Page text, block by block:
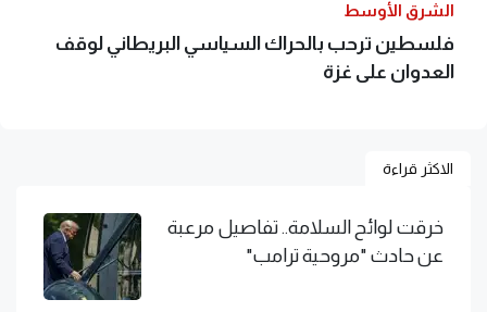
الشرق الأوسط
فلسطين ترحب بالحراك السياسي البريطاني لوقف
العدوان على غزة
الاكثر قراءة
خرقت لوائح السلامة.. تفاصيل مرعبة
عن حادث "مروحية ترامب"